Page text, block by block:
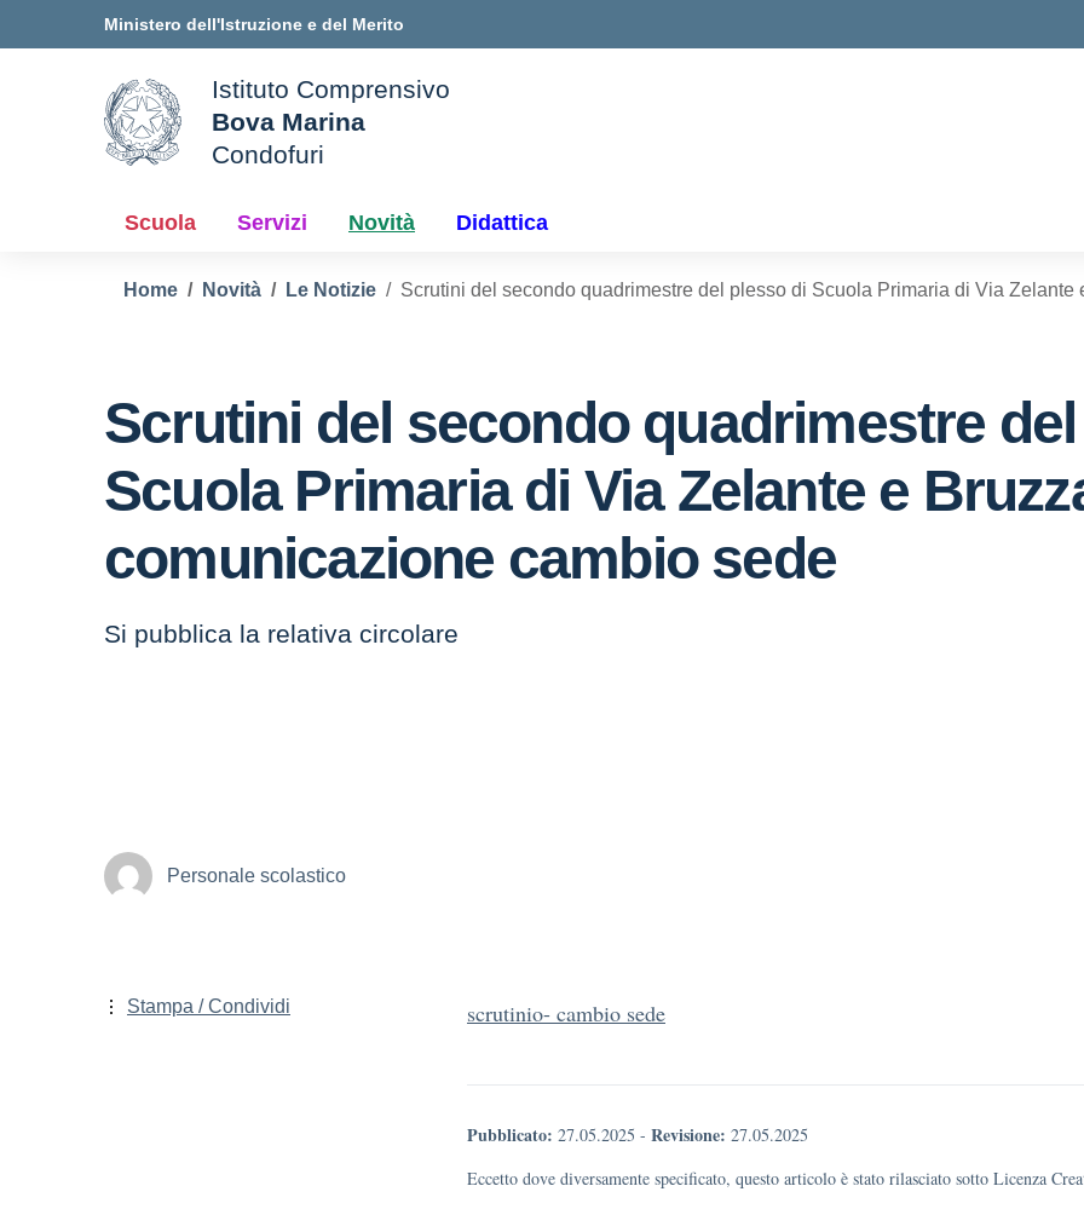
Ministero dell'Istruzione e del Merito
della scuola
Istituto Comprensivo
Bova Marina
Condofuri
Scuola Servizi Novità Didattica
Home Novità Le Notizie Scrutini del secondo quadrimestre del plesso di Scuola Primaria di Via
Scrutini del secondo quadrimestre
Scuola Primaria di Via Zelante e
comunicazione cambio sede
Si pubblica la relativa circolare
Personale scolastico
scrutinio- cambio sede
Pubblicato: 27.05.2025 - Revisione: 27.05.2025
Eccetto dove diversamente specificato, questo articolo è stato rilasciato sotto Licenza
Stampa / Condividi